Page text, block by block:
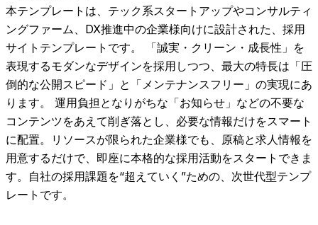
本テンプレートは、テック系スタートアップやコンサルティ
ングファーム、DX推進中の企業様向けに設計された、採用
サイトテンプレートです。 「誠実・クリーン・成長性」を
表現するモダンなデザインを採用しつつ、最大の特長は「圧
倒的な公開スピード」と「メンテナンスフリー」の実現にあ
ります。 運用負担となりがちな「お知らせ」などの不要な
コンテンツをあえて削ぎ落とし、必要な情報だけをスマート
に配置。リソースが限られた企業様でも、原稿と求人情報を
用意するだけで、即座に本格的な採用活動をスタートできま
す。自社の採用課題を“超えていく”ための、次世代型テンプ
レートです。